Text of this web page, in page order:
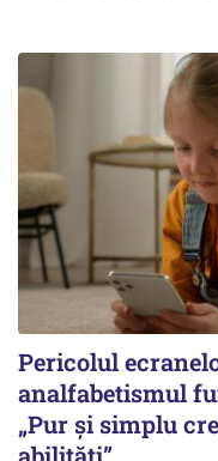
Pericolul
analfabetismul
„Pur și simplu